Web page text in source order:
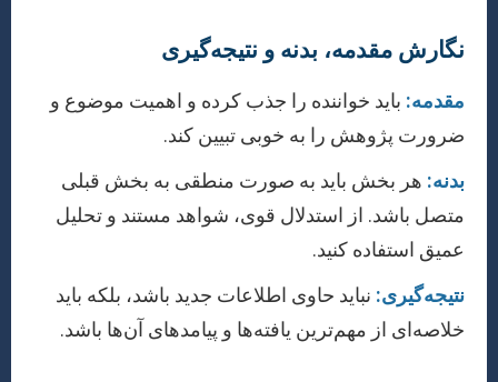
نگارش مقدمه، بدنه و نتیجه‌گیری
مقدمه: باید خواننده را جذب کرده و اهمیت موضوع و
ضرورت پژوهش را به خوبی تبیین کند.
بدنه: هر بخش باید به صورت منطقی به بخش قبلی
متصل باشد. از استدلال قوی، شواهد مستند و تحلیل
عمیق استفاده کنید.
نتیجه‌گیری: نباید حاوی اطلاعات جدید باشد، بلکه باید
خلاصه‌ای از مهم‌ترین یافته‌ها و پیامدهای آن‌ها باشد.